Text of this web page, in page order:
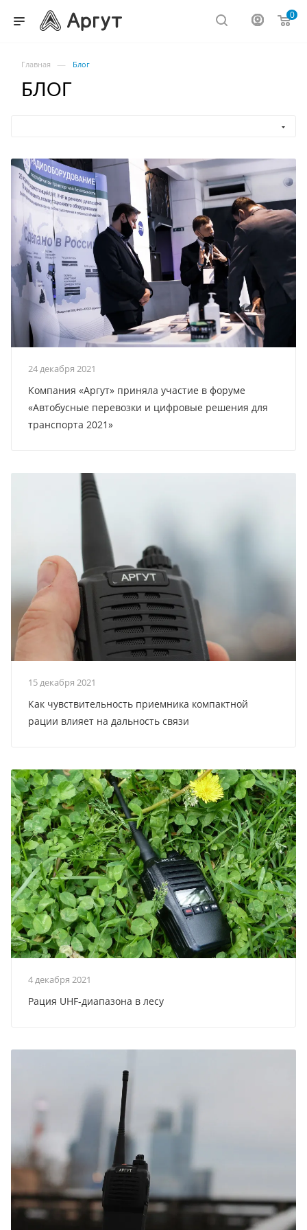
0
Главная — Блог
БЛОГ
24 декабря 2021
Компания «Аргут» приняла участие в форуме
«Автобусные перевозки и цифровые решения для
транспорта 2021»
15 декабря 2021
Как чувствительность приемника компактной
рации влияет на дальность связи
4 декабря 2021
Рация UHF-диапазона в лесу